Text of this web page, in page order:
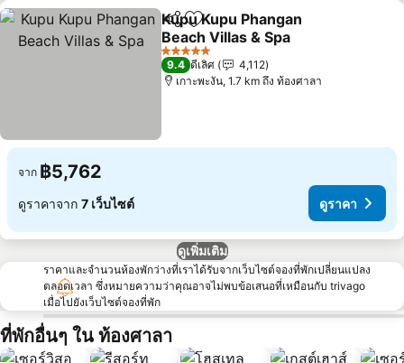
แชร์ เพิ่มในรายการโปรด
Kupu Kupu Phangan
Beach Villas & Spa
ดูราคา
5 ดาว
9.4 ดีเลิศ
4,112
เกาะพะงัน, 1.7 km ถึง ท้องศาลา
จาก ฿5,762
ดูราคาจาก 7 เว็บไซต์ ดูราคา
ดูเพิ่มเติม
ราคาและจำนวนห้องพักว่างที่เราได้รับจากเว็บไซต์จองที่พักเปลี่ยนแปลง
ตลอดเวลา ซึ่งหมายความว่าคุณอาจไม่พบข้อเสนอที่เหมือนกับ trivago
เมื่อไปยังเว็บไซต์จองที่พัก
ที่พักอื่นๆ ใน ท้องศาลา